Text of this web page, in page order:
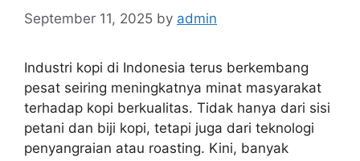
September 11, 2025 by admin
Industri kopi di Indonesia terus berkembang
pesat seiring meningkatnya minat masyarakat
terhadap kopi berkualitas. Tidak hanya dari sisi
petani dan biji kopi, tetapi juga dari teknologi
penyangraian atau roasting. Kini, banyak